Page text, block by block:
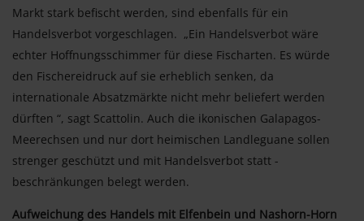
Markt stark befischt werden, sind ebenfalls für ein
Handelsverbot vorgeschlagen. „Ein Handelsverbot wäre
echter Hoffnungsschimmer für diese Fischarten. Es würde
den Fischereidruck auf sie erheblich senken, da
internationale Absatzmärkte nicht mehr beliefert werden
dürften “, sagt Scattolin. Auch die ikonischen Galapagos-
Meerechsen und nur dort heimischen Landleguane sollen
strenger geschützt und mit Handelsverbot statt -
beschränkungen belegt werden.
Aufweichung des Handels mit Elfenbein und Nashorn-Horn